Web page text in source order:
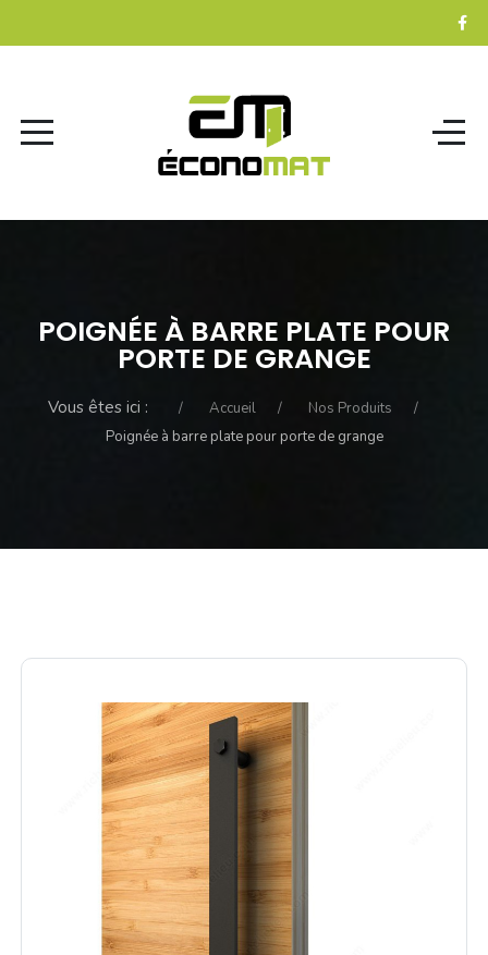
POIGNÉE À BARRE PLATE POUR
PORTE DE GRANGE
Vous êtes ici : Accueil
Nos Produits
Poignée à barre plate pour porte de grange